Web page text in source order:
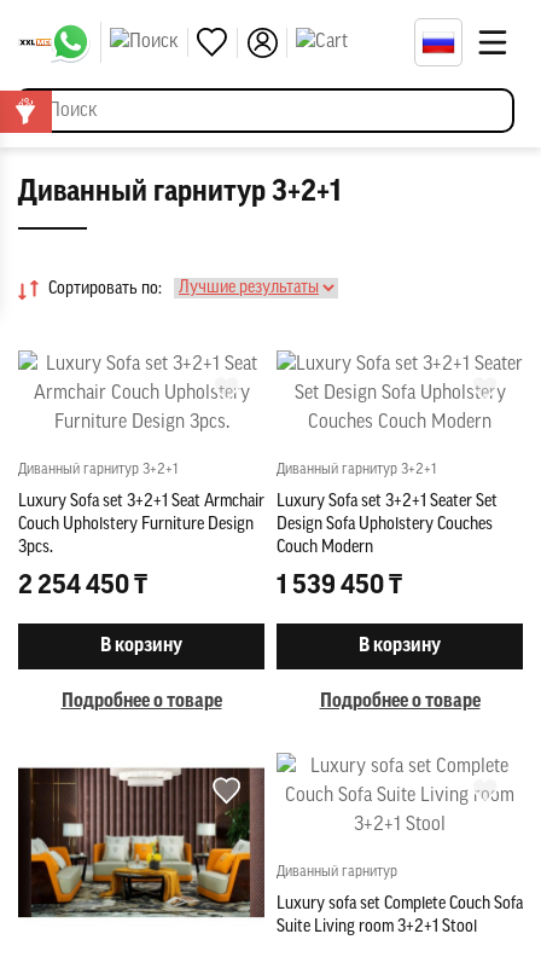
Диванный гарнитур 3+2+1
Сортировать по:
Диванный гарнитур 3+2+1
Luxury Sofa set 3+2+1 Seat Armchair
Couch Upholstery Furniture Design
3pcs.
2 254 450 ₸
В корзину
Подробнее о товаре
Диванный гарнитур 3+2+1
Luxury Sofa set 3+2+1 Seater Set
Design Sofa Upholstery Couches
Couch Modern
1 539 450 ₸
В корзину
Подробнее о товаре
Диванный гарнитур
Luxury sofa set Complete Couch Sofa
Suite Living room 3+2+1 Stool